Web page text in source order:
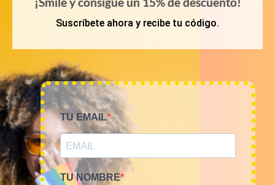
KILOS
Mix camisetas Cartoons
9€/Kg
45,00€–180,00€ (sin IVA)
Suscríbete ahora y recibe tu código.
TU EMAIL
TU NOMBRE